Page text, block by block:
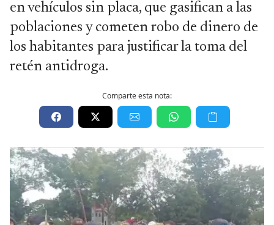
en vehículos sin placa, que gasifican a las
poblaciones y cometen robo de dinero de
los habitantes para justificar la toma del
retén antidroga.
Comparte esta nota: